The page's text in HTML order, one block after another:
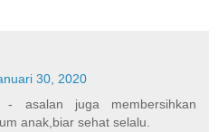
30, 2020
asalan juga membersihkan
anak,biar sehat selalu.